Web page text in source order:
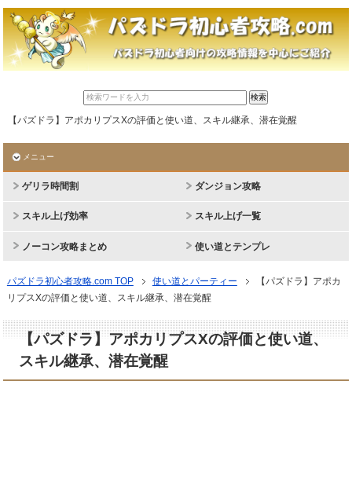
【パズドラ】アポカリプスXの評価と使い道、スキル継承、潜在覚醒
メニュー
ゲリラ時間割 ダンジョン攻略
スキル上げ効率 スキル上げ一覧
ノーコン攻略まとめ 使い道とテンプレ
パズドラ初心者攻略.com TOP 使い道とパーティー
【パズドラ】アポカ
リプスXの評価と使い道、スキル継承、潜在覚醒
【パズドラ】アポカリプスXの評価と使い道、
スキル継承、潜在覚醒